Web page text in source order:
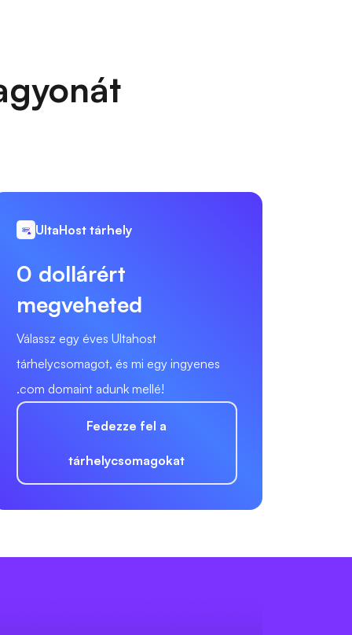
UltaHost tárhely
0 dollárért
megveheted
Válassz egy éves Ultahost
tárhelycsomagot, és mi egy ingyenes
.com domaint adunk mellé!
Fedezze fel a
tárhelycsomagokat